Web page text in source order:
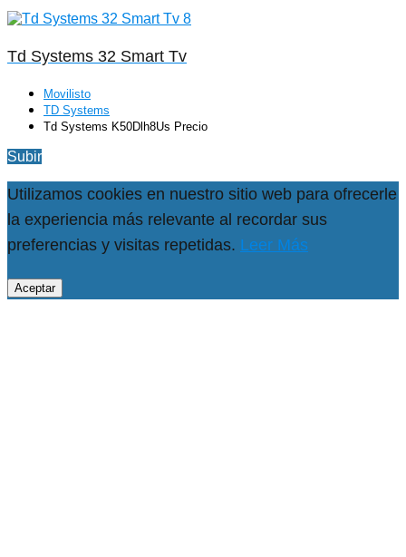
Td Systems 32 Smart Tv
Movilisto
TD Systems
Td Systems K50Dlh8Us Precio
Subir
Utilizamos cookies en nuestro sitio web para ofrecerle
la experiencia más relevante al recordar sus
preferencias y visitas repetidas. Leer Más
Aceptar